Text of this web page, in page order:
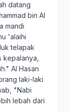
datang
bin Al
mandi
'alaihi
telapak
kepalanya,
Al Hasan
laki-laki
"Nabi
lebah dari